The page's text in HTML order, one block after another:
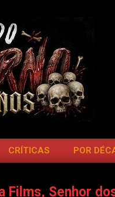
CRÍTICAS POR
Films, Senhor